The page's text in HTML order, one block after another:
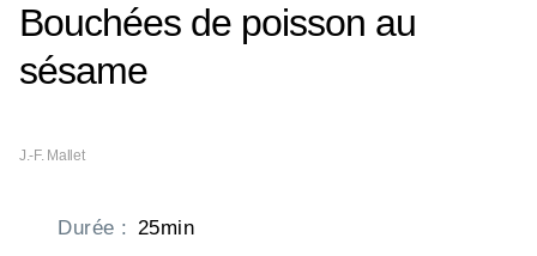
Bouchées de poisson au
sésame
J.-F. Mallet
Durée : 25min